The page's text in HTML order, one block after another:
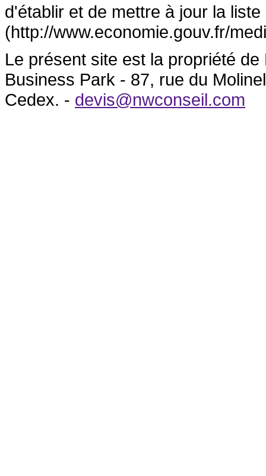
d'établir et de mettre à jour la
(http://www.economie.gouv.fr/
Le présent site est la propriété
Business Park - 87, rue du
Cedex. - devis@nwconseil.com